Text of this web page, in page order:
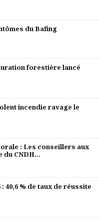
du Bafing
forestière lancé
incendie ravage le
: Les conseillers aux
du CNDH...
40,6 % de taux de réussite